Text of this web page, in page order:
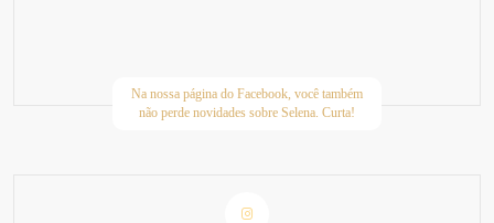
Na nossa página do Facebook, você também
não perde novidades sobre Selena. Curta!